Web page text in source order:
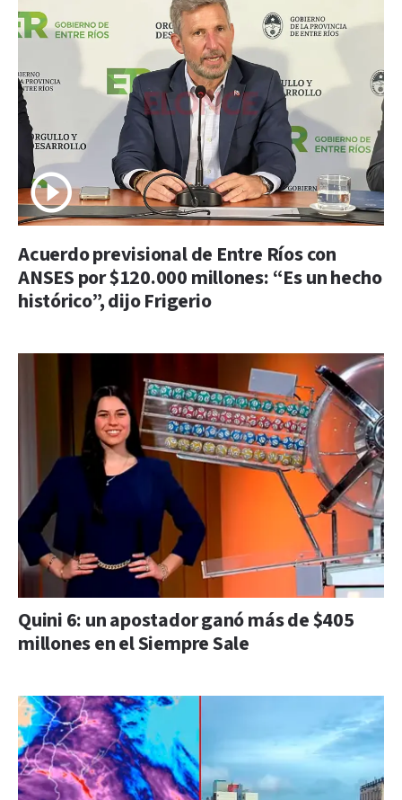
Acuerdo previsional de Entre Ríos con
ANSES por $120.000 millones: “Es un hecho
histórico”, dijo Frigerio
Quini 6: un apostador ganó más de $405
millones en el Siempre Sale